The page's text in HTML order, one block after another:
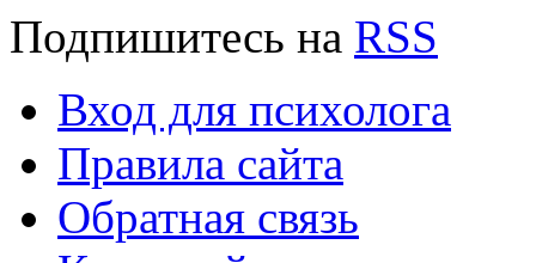
Подпишитесь на RSS
Вход для психолога
Правила сайта
Обратная связь